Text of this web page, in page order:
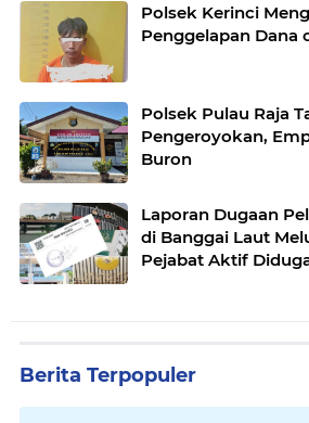
Polsek Kerinci
Penggelapan Dana
Polsek Pulau Raja
Pengeroyokan,
Buron
Laporan Dugaan
di Banggai Laut
Pejabat Aktif
Berita Terpopuler